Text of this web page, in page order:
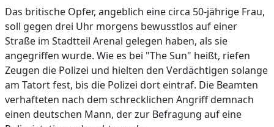
Das britische Opfer, angeblich eine circa 50-jährige Frau,
soll gegen drei Uhr morgens bewusstlos auf einer
Straße im Stadtteil Arenal gelegen haben, als sie
angegriffen wurde. Wie es bei "The Sun" heißt, riefen
Zeugen die Polizei und hielten den Verdächtigen solange
am Tatort fest, bis die Polizei dort eintraf. Die Beamten
verhafteten nach dem schrecklichen Angriff demnach
einen deutschen Mann, der zur Befragung auf eine